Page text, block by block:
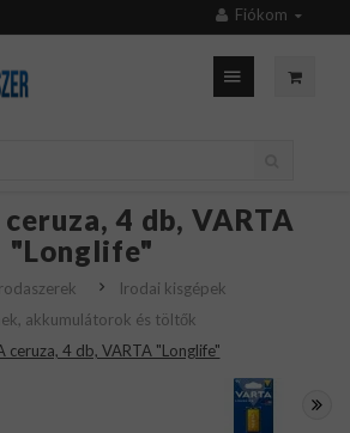
Fiókom
4 db, VARTA
"Longlife"
Irodai kisgépek
akkumulátorok és töltők
ceruza, 4 db, VARTA "Longlife"